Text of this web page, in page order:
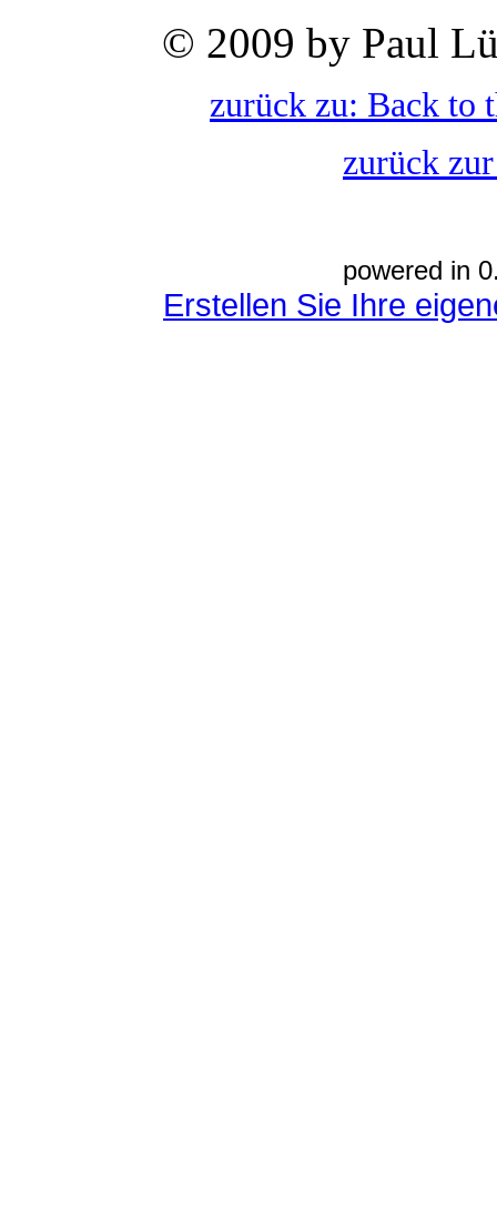
© 2009 by Paul
zurück zu: Back to
zurück
powered in
Erstellen Sie Ihre